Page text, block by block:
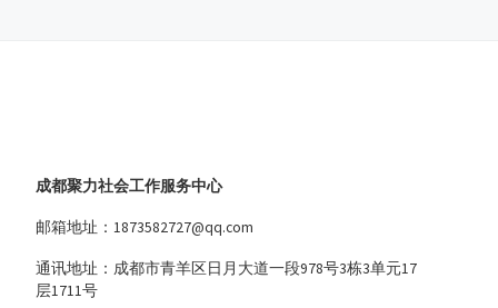
成都聚力社会工作服务中心
邮箱地址：1873582727@qq.com
通讯地址：成都市青羊区日月大道一段978号3栋3单元17
层1711号